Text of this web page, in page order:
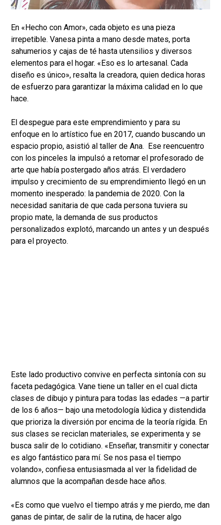
En «Hecho con Amor», cada objeto es una pieza
irrepetible. Vanesa pinta a mano desde mates, porta
sahumerios y cajas de té hasta utensilios y diversos
elementos para el hogar. «Eso es lo artesanal. Cada
diseño es único», resalta la creadora, quien dedica horas
de esfuerzo para garantizar la máxima calidad en lo que
hace.
El despegue para este emprendimiento y para su
enfoque en lo artístico fue en 2017, cuando buscando un
espacio propio, asistió al taller de Ana. Ese reencuentro
con los pinceles la impulsó a retomar el profesorado de
arte que había postergado años atrás. El verdadero
impulso y crecimiento de su emprendimiento llegó en un
momento inesperado: la pandemia de 2020. Con la
necesidad sanitaria de que cada persona tuviera su
propio mate, la demanda de sus productos
personalizados explotó, marcando un antes y un después
para el proyecto.
Este lado productivo convive en perfecta sintonía con su
faceta pedagógica. Vane tiene un taller en el cual dicta
clases de dibujo y pintura para todas las edades —a partir
de los 6 años— bajo una metodología lúdica y distendida
que prioriza la diversión por encima de la teoría rígida. En
sus clases se reciclan materiales, se experimenta y se
busca salir de lo cotidiano. «Enseñar, transmitir y conectar
es algo fantástico para mí. Se nos pasa el tiempo
volando», confiesa entusiasmada al ver la fidelidad de
alumnos que la acompañan desde hace años.
«Es como que vuelvo el tiempo atrás y me pierdo, me dan
ganas de pintar, de salir de la rutina, de hacer algo